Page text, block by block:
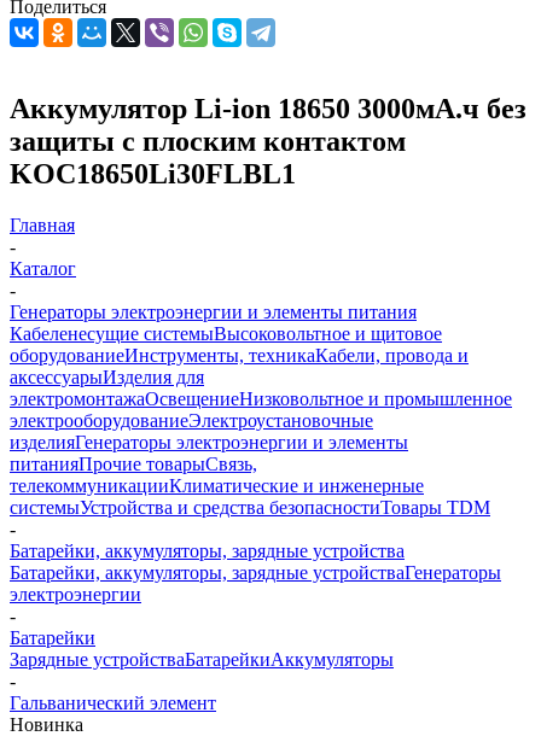
Поделиться
Аккумулятор Li-ion 18650 3000мА.ч без
защиты с плоским контактом
KOC18650Li30FLBL1
Главная
-
Каталог
-
Генераторы электроэнергии и элементы питания
Кабеленесущие системыВысоковольтное и щитовое
оборудованиеИнструменты, техникаКабели, провода и
аксессуарыИзделия для
электромонтажаОсвещениеНизковольтное и промышленное
электрооборудованиеЭлектроустановочные
изделияГенераторы электроэнергии и элементы
питанияПрочие товарыСвязь,
телекоммуникацииКлиматические и инженерные
системыУстройства и средства безопасностиТовары TDM
-
Батарейки, аккумуляторы, зарядные устройства
Батарейки, аккумуляторы, зарядные устройстваГенераторы
электроэнергии
-
Батарейки
Зарядные устройстваБатарейкиАккумуляторы
-
Гальванический элемент
Новинка